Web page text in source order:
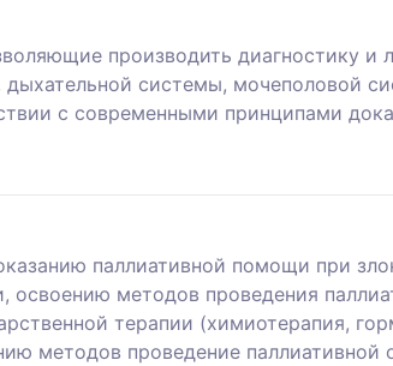
производить диагностику и
дыхательной системы, мочеполовой
с современными принципами
паллиативной помощи при
методов проведения
терапии (химиотерапия,
методов проведение паллиативной